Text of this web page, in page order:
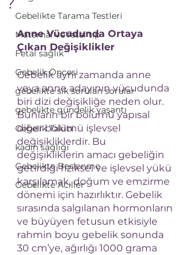
Gebelikte Tarama Testleri
Maternal ve fetal tıp
Fetal sağlık
Gebelik Öncesi
gebelikte sık sorulan sorular
gebelikte gündelik yaşantı
Gebelik Takibi
kadın sağlığı
Gebelikte Beslenme
Gebelikte Aciller
Anne Vücudunda Ortaya
Çıkan Değişiklikler
Gebelik aynı zamanda anne
veya anne adayının vücudunda
biri dizi değişikliğe neden olur.
Bunların bir bölümü yapısal
diğer bölümü işlevsel
değişikliklerdir. Bu
değişikliklerin amacı gebeliğin
getirdiği fiziksel ve işlevsel yükü
karşılamak, doğum ve emzirme
dönemi için hazırlıktır. Gebelik
sırasında salgılanan hormonların
ve büyüyen fetusun etkisiyle
rahmin boyu gebelik sonunda
30 cm’ye, ağırlığı 1000 grama